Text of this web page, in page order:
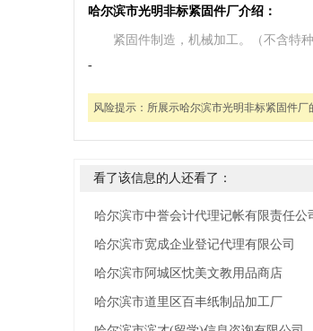
哈尔滨市光明非标紧固件厂介绍：
紧固件制造，机械加工。（不含特种
-
风险提示： 所展示哈尔滨市光明非标紧固件
看了该信息的人还看了：
哈尔滨市中誉会计代理记帐有限责任公
哈尔滨市宽成企业登记代理有限公司
哈尔滨市阿城区忱美文教用品商店
哈尔滨市道里区百丰纸制品加工厂